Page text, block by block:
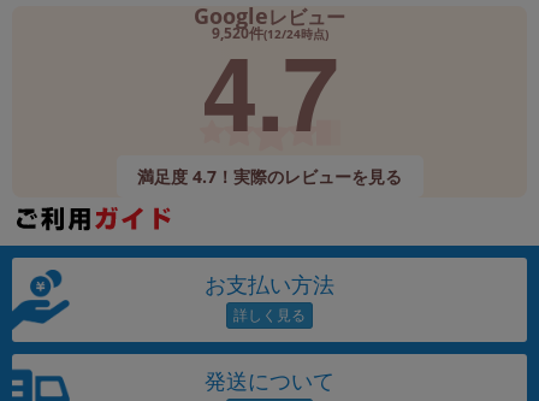
Googleレビュー
9,520件(12/24時点)
4.7
満足度 4.7！実際のレビューを見る
お支払い方法
発送について